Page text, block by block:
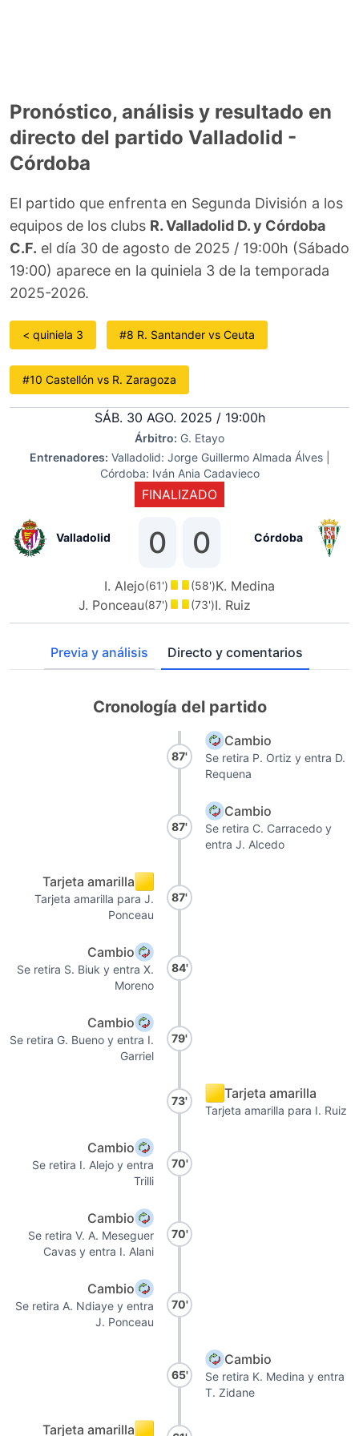
Pronóstico, análisis y resultado en
directo del partido Valladolid -
Córdoba
El partido que enfrenta en Segunda División a los
equipos de los clubs R. Valladolid D. y Córdoba
C.F. el día 30 de agosto de 2025 / 19:00h (Sábado
19:00) aparece en la quiniela 3 de la temporada
2025-2026.
< quiniela 3 #8 R. Santander vs Ceuta
#10 Castellón vs R. Zaragoza
SÁB. 30 AGO. 2025 / 19:00h
Árbitro: G. Etayo
Entrenadores: Valladolid: Jorge Guillermo Almada Álves |
Córdoba: Iván Ania Cadavieco
FINALIZADO
Valladolid 0 0 Córdoba
I. Alejo(61')
J. Ponceau(87')
(58')K. Medina
(73')I. Ruiz
Previa y análisis Directo y comentarios
Cronología del partido
87'
Cambio
Se retira P. Ortiz y entra D.
Requena
87'
Cambio
Se retira C. Carracedo y
entra J. Alcedo
Tarjeta amarilla
Tarjeta amarilla para J.
Ponceau
87'
Cambio
Se retira S. Biuk y entra X.
Moreno
84'
Cambio
Se retira G. Bueno y entra I.
Garriel
79'
73' Tarjeta amarilla
Tarjeta amarilla para I. Ruiz
Cambio
Se retira I. Alejo y entra
Trilli
70'
Cambio
Se retira V. A. Meseguer
Cavas y entra I. Alani
70'
Cambio
Se retira A. Ndiaye y entra
J. Ponceau
70'
65'
Cambio
Se retira K. Medina y entra
T. Zidane
Tarjeta amarilla